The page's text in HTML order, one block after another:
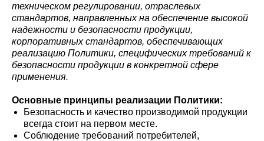
техническом регулировании, отраслевых
стандартов, направленных на обеспечение высокой
надежности и безопасности продукции,
корпоративных стандартов, обеспечивающих
реализацию Политики, специфических требований к
безопасности продукции в конкретной сфере
применения.
Основные принципы реализации Политики:
Безопасность и качество производимой продукции
всегда стоит на первом месте.
Соблюдение требований потребителей,